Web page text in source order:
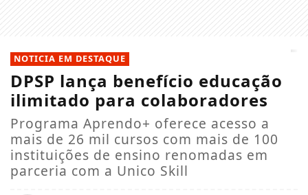
NOTICIA EM DESTAQUE
DPSP lança benefício educação
ilimitado para colaboradores
Programa Aprendo+ oferece acesso a
mais de 26 mil cursos com mais de 100
instituições de ensino renomadas em
parceria com a Unico Skill